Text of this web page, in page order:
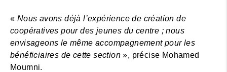
« Nous avons déjà l’expérience de création de
coopératives pour des jeunes du centre ; nous
envisageons le même accompagnement pour les
bénéficiaires de cette section», précise Mohamed
Moumni.